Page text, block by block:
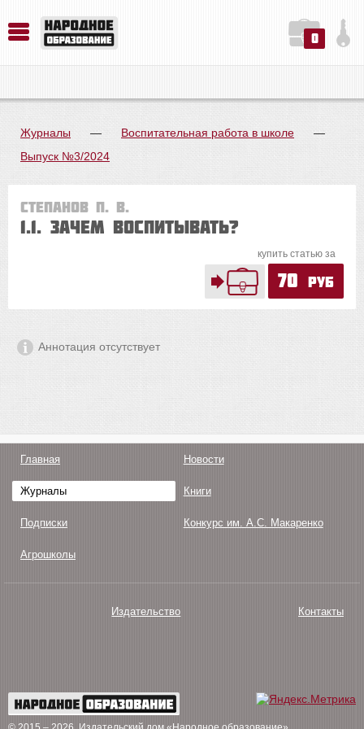
0
Журналы — Воспитательная работа в школе
—
Выпуск №3/2024
Степанов П. В.
1.1. Зачем воспитывать?
купить статью за
70 руб
Аннотация отсутствует
Главная Новости
Журналы Книги
Подписки Конкурс им. А.С. Макаренко
Агрошколы
Издательство Контакты